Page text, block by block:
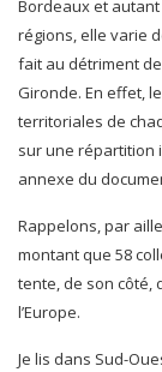
Bordeaux et
régions, elle varie
fait au détriment
Gironde. En effet,
territoriales de
sur une répartition
annexe du
Rappelons, par
montant que 58
tente, de son côté,
l’Europe.
Je lis dans Sud-